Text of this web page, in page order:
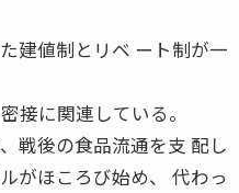
建値制とリベ ート制が一
接に関連している。
戦後の食品流通を支 配し
がほころび始め、 代わっ